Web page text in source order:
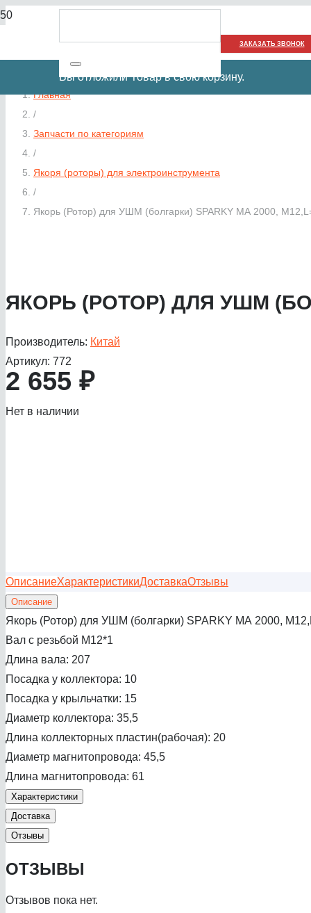
ЗАКАЗАТЬ ЗВОНОК
Вы отложилиТоварв свою корзину.
Главная
/
Запчасти по категориям
/
Якоря (роторы) для электроинструмента
/
Якорь (Ротор) для УШМ (болгарки) SPARKY MА 2000,
ЯКОРЬ (РОТОР) ДЛЯ УШМ
Производитель: Китай
Артикул: 772
2 655 ₽
Нет в наличии
ОписаниеХарактеристикиДоставкаОтзывы
Описание
Якорь (Ротор) для УШМ (болгарки) SPARKY MА 2000,
Вал с резьбой М12*1
Длина вала: 207
Посадка у коллектора: 10
Посадка у крыльчатки: 15
Диаметр коллектора: 35,5
Длина коллекторных пластин(рабочая): 20
Диаметр магнитопровода: 45,5
Длина магнитопровода: 61
Характеристики
Доставка
Отзывы
ОТЗЫВЫ
Отзывов пока нет.